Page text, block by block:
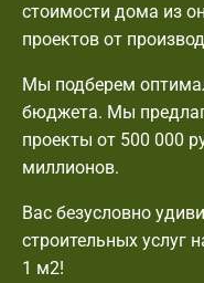
стоимости дома из
проектов от
Мы подберем
бюджета. Мы
проекты от 500 000
миллионов.
Вас безусловно
строительных услуг
1 м2!